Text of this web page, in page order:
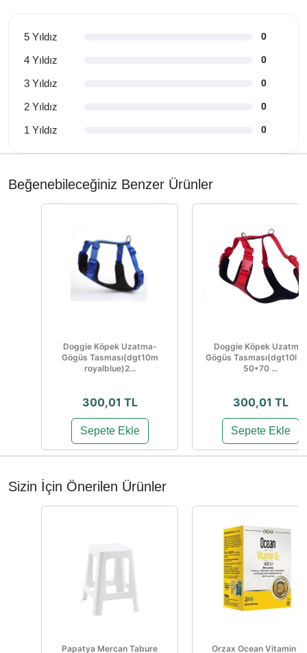
5 Yıldız 0
4 Yıldız 0
3 Yıldız 0
2 Yıldız 0
1 Yıldız 0
Beğenebileceğiniz Benzer Ürünler
Doggie Köpek Uzatma-
Gögüs Tasması(dgt10m
royalblue)2...
300,01 TL
Sepete Ekle
Doggie Köpek Uzatma-
Gögüs Tasması(dgt10l
50*70 ...
300,01 TL
Sepete Ekle
Sizin İçin Önerilen Ürünler
Papatya Mercan Tabure
Orzax Ocean Vitamin